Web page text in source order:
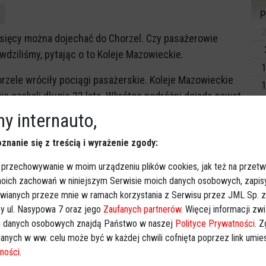
można dojechać do Chorzel. Czy pasażerowie
pytając o to Koleje Mazowieckie.
wróciły pociągi pasażerskie. Koleje Mazowieckie
czekali długie 22 lata. Wkrótce podróżni dojadą nawet
taka możliwość ma być już od grudnia 2023 r.
frekwencja w pociągach?
na linii Ostrołęka - Chorzelewynosi
na trasie Ostrołęka - Chorzele nie brakuje, a
Obecnie bilet jednorazowy kosztuje 4,20 zł, a
internauto,
się z treścią i wyrażenie zgody:
w moim urządzeniu plików cookies, jak też na
zachowań w niniejszym Serwisie moich danych osobowych,
przeze mnie w ramach korzystania z Serwisu przez JML Sp.
ul. Nasypowa 7 oraz jego Zaufanych partnerów. Więcej informacji
osobowych znajdą Państwo w naszej Polityce Prywatności.
w ww. celu może być w każdej chwili cofnięta poprzez link
.